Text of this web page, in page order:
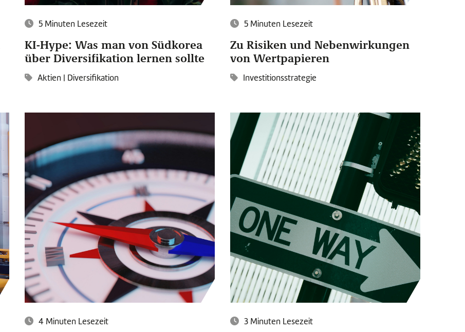
5 Minuten Lesezeit
KI-Hype: Was man von Südkorea
über Diversifikation lernen sollte
Aktien | Diversifikation
5 Minuten Lesezeit
Zu Risiken und Nebenwirkungen
von Wertpapieren
Investitionsstrategie
4 Minuten Lesezeit 3 Minuten Lesezeit